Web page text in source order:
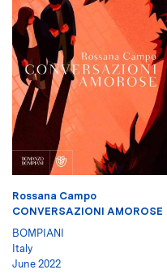
Rossana Campo
CONVERSAZIONI AMOROSE
BOMPIANI
Italy
June 2022